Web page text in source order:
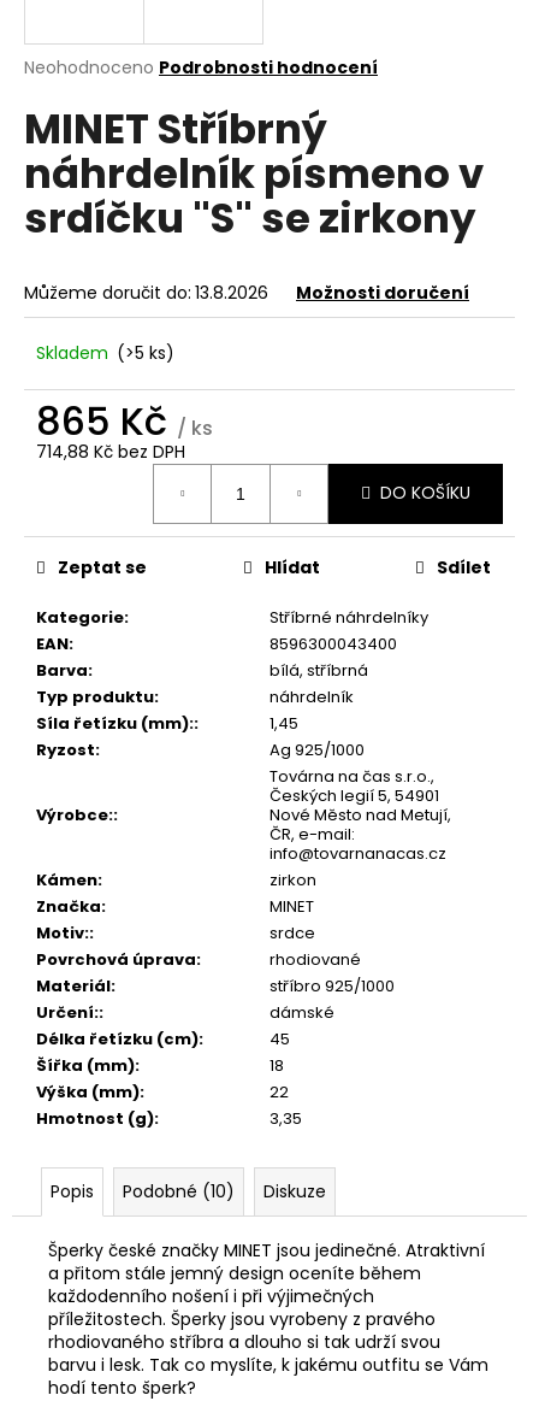
Průměrné
produktu
je
5
hvězdiček.
Neohodnoceno Podrobnosti hodnocení
MINET Stříbrný
náhrdelník písmeno v
srdíčku "S" se zirkony
Můžeme doručit do: 13.8.2026 Možnosti doručení
Skladem (>5 ks)
865 Kč / ks
714,88 Kč bez DPH
DO KOŠÍKU
Kategorie:
Stříbrné náhrdelníky
EAN:
8596300043400
Barva:
bílá, stříbrná
Typ produktu:
náhrdelník
Síla řetízku (mm)::
1,45
Ryzost: Ag 925/1000
Výrobce::
Továrna na čas s.r.o.,
Českých legií 5, 54901
Nové Město nad Metují,
ČR, e-mail:
info@tovarnanacas.cz
Kámen:
zirkon
Značka:
MINET
Motiv::
srdce
Povrchová úprava:
rhodiované
Materiál:
stříbro 925/1000
Určení::
dámské
Délka řetízku (cm):
45
Šířka (mm):
18
Výška (mm):
22
Hmotnost (g): 3,35
Zeptat se Hlídat Sdílet
Popis Podobné (10) Diskuze
Šperky české značky MINET jsou jedinečné. Atraktivní
a přitom stále jemný design oceníte během
každodenního nošení i při výjimečných
příležitostech. Šperky jsou vyrobeny z pravého
rhodiovaného stříbra a dlouho si tak udrží svou
barvu i lesk. Tak co myslíte, k jakému outfitu se Vám
hodí tento šperk?
j
t
?
D
o
p
o
č
u
e
m
e